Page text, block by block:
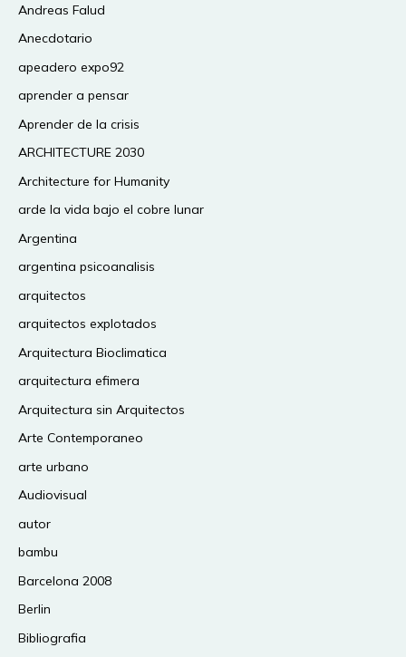
Andreas Falud
Anecdotario
apeadero expo92
aprender a pensar
Aprender de la crisis
ARCHITECTURE 2030
Architecture for Humanity
arde la vida bajo el cobre lunar
Argentina
argentina psicoanalisis
arquitectos
arquitectos explotados
Arquitectura Bioclimatica
arquitectura efimera
Arquitectura sin Arquitectos
Arte Contemporaneo
arte urbano
Audiovisual
autor
bambu
Barcelona 2008
Berlin
Bibliografia